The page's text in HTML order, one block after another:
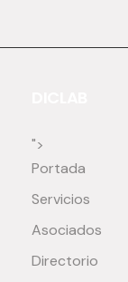
">
Portada
Servicios
Asociados
Directorio